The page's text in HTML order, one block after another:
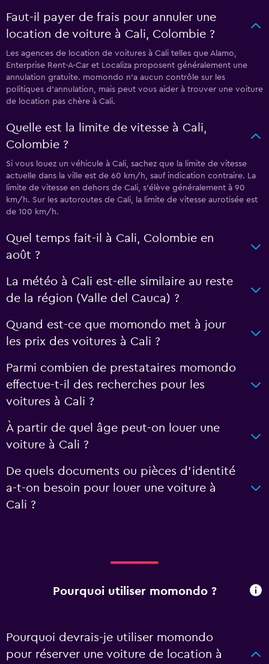
Faut-il payer de frais pour annuler une
location de voiture à Cali, Colombie ?
Les agences de location de voitures à Cali telles que Alamo,
Enterprise Rent-A-Car et Localiza proposent généralement une
annulation gratuite. momondo n’a aucun contrôle sur les
politiques d’annulation, mais peut vous aider à trouver une voiture
de location pas chère à Cali.
Quelle est la limite de vitesse à Cali,
Colombie ?
Si vous louez un véhicule à Cali, sachez que la limite de vitesse
actuelle dans la ville est de 60 km/h, sauf indication contraire. La
limite de vitesse en dehors de Cali, s’élève généralement à 90
km/h. Sur les autoroutes de Cali, la limite de vitesse aurotisée est
de 100 km/h.
Quel temps fait-il à Cali, Colombie en
août ?
La météo à Cali est-elle similaire au reste
de la région (Valle del Cauca) ?
Quand est-ce que momondo met à jour
les prix des voitures à Cali ?
Parmi combien de prestataires momondo
effectue-t-il des recherches pour les
voitures à Cali ?
À partir de quel âge peut-on louer une
voiture à Cali ?
De quels documents ou pièces d'identité
a-t-on besoin pour louer une voiture à
Cali ?
Pourquoi utiliser momondo ?
Pourquoi devrais-je utiliser momondo
pour réserver une voiture de location à